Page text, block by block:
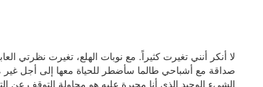
لا أنكر أنني تغيرت كثيراً. مع نوبات الهلع، تغيرت نظرتي
صداقة مع أشباحي طالما سأضطر للحياة معها إلى أجل غير
الشيء الوحيد الذي أنا مجبرة عليه هو محاولة التوقف عن